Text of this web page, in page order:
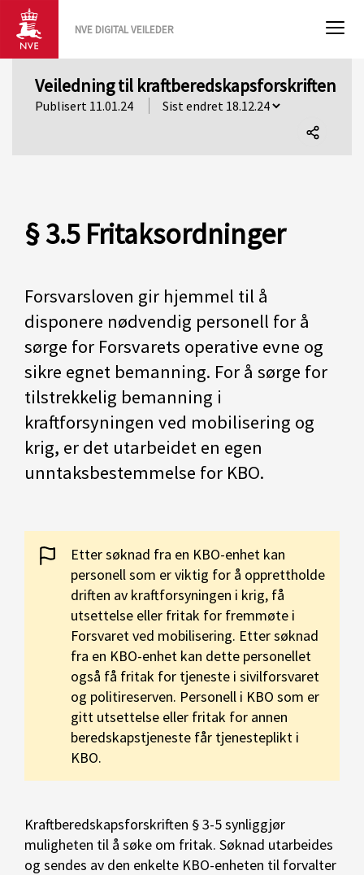
NVE DIGITAL VEILEDER
Veiledning til kraftberedskapsforskriften
Publisert 11.01.24
§ 3.5 Fritaksordninger
Forsvarsloven gir hjemmel til å
disponere nødvendig personell for å
sørge for Forsvarets operative evne og
sikre egnet bemanning. For å sørge for
tilstrekkelig bemanning i
kraftforsyningen ved mobilisering og
krig, er det utarbeidet en egen
unntaksbestemmelse for KBO.
Etter søknad fra en KBO-enhet kan
personell som er viktig for å opprettholde
driften av kraftforsyningen i krig, få
utsettelse eller fritak for fremmøte i
Forsvaret ved mobilisering. Etter søknad
fra en KBO-enhet kan dette personellet
også få fritak for tjeneste i sivilforsvaret
og politireserven. Personell i KBO som er
gitt utsettelse eller fritak for annen
beredskapstjeneste får tjenesteplikt i
KBO.
Kraftberedskapsforskriften § 3-5 synliggjør
muligheten til å søke om fritak. Søknad utarbeides
og sendes av den enkelte KBO-enheten til forvalter